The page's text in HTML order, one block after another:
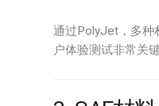
通过PolyJet，多种
户体验测试非常关键